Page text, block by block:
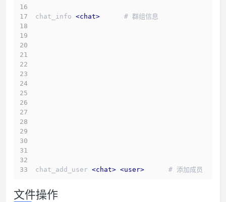
chat_info <chat>
      # 群组信息
chat_add_user <chat> <user>
      # 添加成员
文件操作